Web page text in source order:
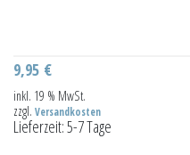
9,95 €
inkl. 19 % MwSt.
zzgl. Versandkosten
Lieferzeit:5-7 Tage